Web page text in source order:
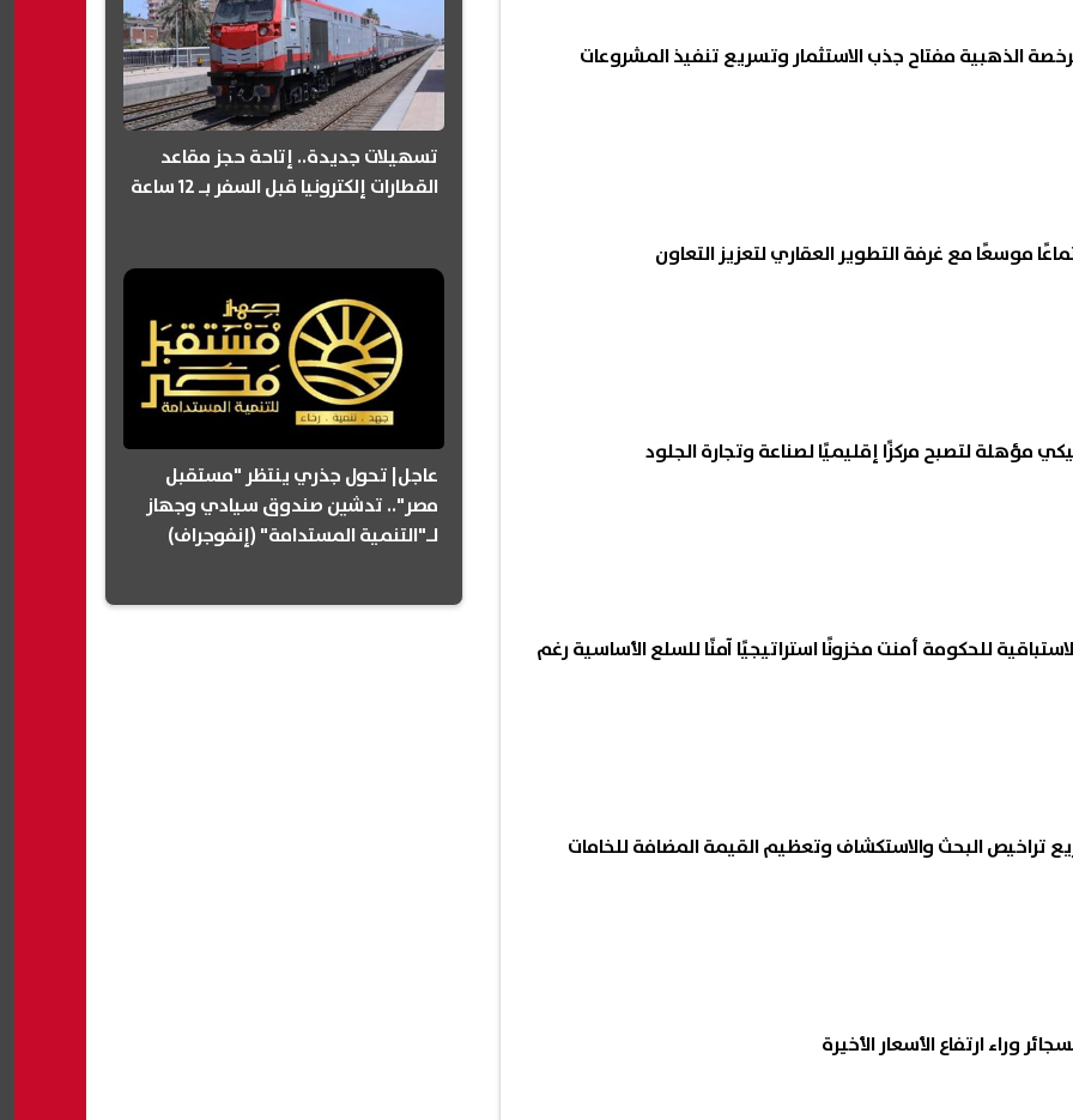
الذهبية مفتاح جذب الاستثمار وتسريع تنفيذ المشروعات
موسعًا مع غرفة التطوير العقاري لتعزيز التعاون
مؤهلة لتصبح مركزًا إقليميًا لصناعة وتجارة الجلود
للحكومة أمنت مخزونًا استراتيجيًا آمنًا للسلع الأساسية رغم
تراخيص البحث والاستكشاف وتعظيم القيمة المضافة للخامات
وراء ارتفاع الأسعار الأخيرة
تسهيلات جديدة.. إتاحة حجز مقاعد
القطارات إلكترونيا قبل السفر بـ 12 ساعة
عاجل| تحول جذري ينتظر "مستقبل
مصر".. تدشين صندوق سيادي وجهاز
لـ"التنمية المستدامة" (إنفوجراف)